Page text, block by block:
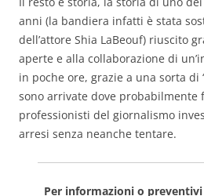
anni (la bandiera infatti è stata
dell’attore Shia LaBeouf) riuscito
aperte e alla collaborazione di
in poche ore, grazie a una sorta di
sono arrivate dove probabilmente
professionisti del giornalismo
arresi senza neanche tentare.
Per informazioni o preventivi